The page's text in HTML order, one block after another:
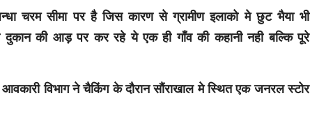
धन्धा चरम सीमा पर है जिस कारण से ग्रामीण इलाको मे छुट भैया भी
दुकान की आड़ पर कर रहे ये एक ही गाँव की कहानी नही बल्कि पूरे
विभाग ने चैकिंग के दौरान सौंराखाल मे स्थित एक जनरल स्टोर